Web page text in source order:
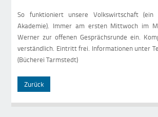
So funktioniert unsere Volkswirtschaft (ein
Akademie). Immer am ersten Mittwoch im
Werner zur offenen Gesprächsrunde ein.
verständlich. Eintritt frei. Informationen unter
(Bücherei Tarmstedt)
Zurück